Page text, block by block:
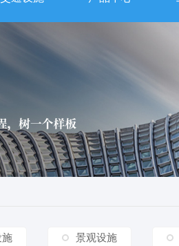
体育设施
灞河河滨生态
商业设施 商业设施
车棚篷房 车棚篷房
车棚
交通设施
施 景观设施